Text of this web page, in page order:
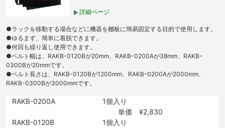
詳細ページ
●ラックを移動する場合などに機器を棚板に簡易固定する目的で使用します。
●ゆるまず、簡単に着脱できます。
●何回も繰り返し使用できます。
●ベルト幅は、RAKB-0120Bが20mm、RAKB-0200Aが38mm、RAKB-
0300Bが20mmです。
●ベルト長さは、RAKB-0120Bが1200mm、RAKB-0200Aが2000mm、
RAKB-0300Bが3000mmです。
RAKB-0200A
1個入り
単価 ¥2,830
RAKB-0120B
1個入り